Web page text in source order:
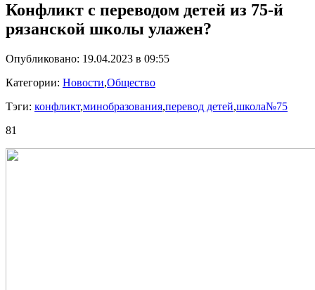
Конфликт с переводом детей из 75-й
рязанской школы улажен?
Опубликовано: 19.04.2023 в 09:55
Категории: Новости,Общество
Тэги: конфликт,минобразования,перевод детей,школа№75
81